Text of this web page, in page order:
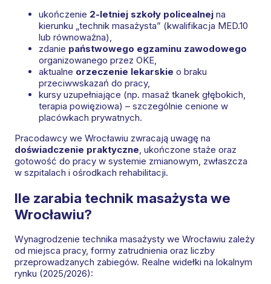
ukończenie 2-letniej szkoły policealnej na
kierunku „technik masażysta” (kwalifikacja MED.10
lub równoważna),
zdanie państwowego egzaminu zawodowego
organizowanego przez OKE,
aktualne orzeczenie lekarskie o braku
przeciwwskazań do pracy,
kursy uzupełniające (np. masaż tkanek głębokich,
terapia powięziowa) – szczególnie cenione w
placówkach prywatnych.
Pracodawcy we Wrocławiu zwracają uwagę na
doświadczenie praktyczne, ukończone staże oraz
gotowość do pracy w systemie zmianowym, zwłaszcza
w szpitalach i ośrodkach rehabilitacji.
Ile zarabia technik masażysta we
Wrocławiu?
Wynagrodzenie technika masażysty we Wrocławiu zależy
od miejsca pracy, formy zatrudnienia oraz liczby
przeprowadzanych zabiegów. Realne widełki na lokalnym
rynku (2025/2026):